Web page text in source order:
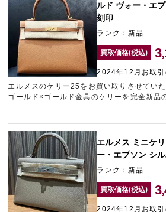
ルド ヴォー・エ
刻印
ランク：新品
買取価格(税込)
2024年12月お取引
エルメスのケリー25をお買い取りさせてい
ゴールド×ゴールド金具のケリーを完全新品
けたため、目一杯の金額をご提示させてい
エルメス ミニケ
ー・エプソン シ
ランク：新品
買取価格(税込)
2024年12月お取引